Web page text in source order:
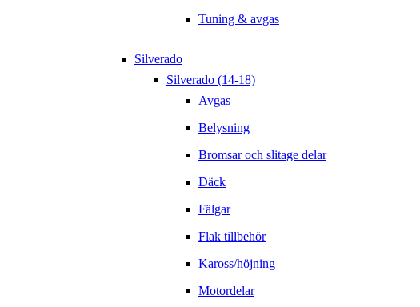
Tuning & avgas
Silverado
Silverado (14-18)
Avgas
Belysning
Bromsar och slitage delar
Däck
Fälgar
Flak tillbehör
Kaross/höjning
Motordelar